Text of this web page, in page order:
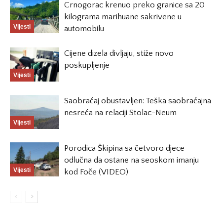
Vijesti
Crnogorac krenuo preko granice sa 20
kilograma marihuane sakrivene u
automobilu
Vijesti
Cijene dizela divljaju, stiže novo
poskupljenje
Vijesti
Saobraćaj obustavljen: Teška saobraćajna
nesreća na relaciji Stolac-Neum
Vijesti
Porodica Škipina sa četvoro djece
odlučna da ostane na seoskom imanju
kod Foče (VIDEO)